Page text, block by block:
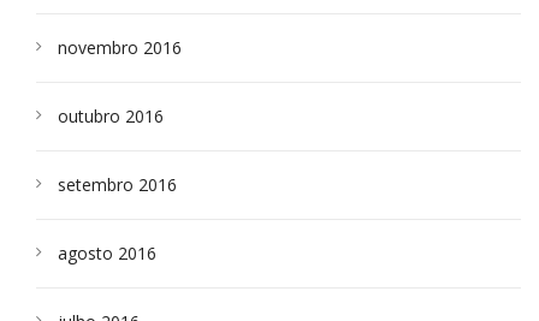
novembro 2016
outubro 2016
setembro 2016
agosto 2016